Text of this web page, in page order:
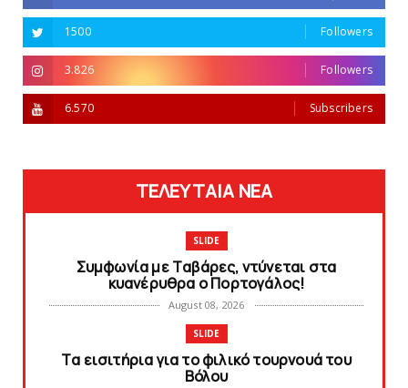
1500 Followers
3.826 Followers
6.570 Subscribers
ΤΕΛΕΥΤΑΙΑ ΝΕΑ
SLIDE
Συμφωνία με Tαβάρες, ντύνεται στα
κυανέρυθρα ο Πορτογάλος!
August 08, 2026
SLIDE
Tα εισιτήρια για το φιλικό τουρνουά του
Bόλου